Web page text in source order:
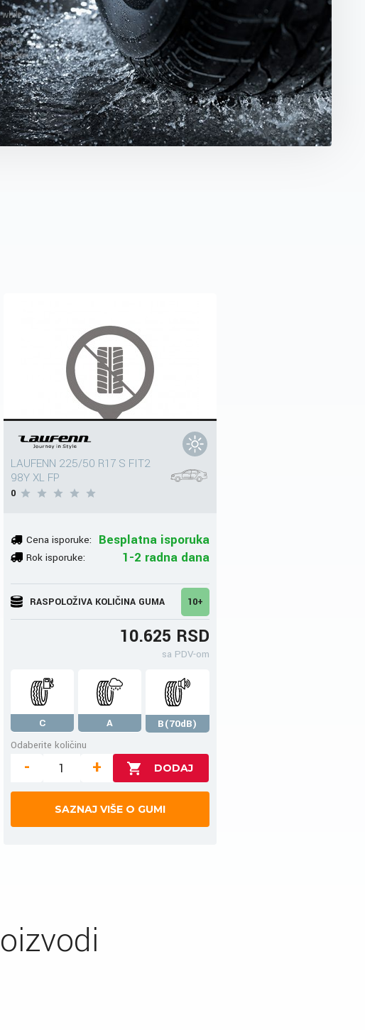
LAUFENN 225/50 R17 S FIT2
98Y XL FP
0
Cena isporuke: Besplatna isporuka
Rok isporuke: 1-2 radna dana
RASPOLOŽIVA KOLIČINA GUMA 10+
10.625 RSD
sa PDV-om
C A
B(70dB)
Odaberite količinu
- +
SAZNAJ VIŠE O GUMI